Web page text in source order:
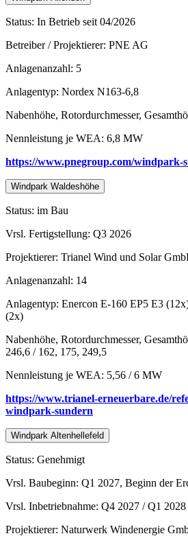
Status: In Betrieb seit 04/2026
Betreiber / Projektierer: PNE AG
Anlagenanzahl: 5
Anlagentyp: Nordex N163-6,8
Nabenhöhe, Rotordurchmesser,
Nennleistung je WEA: 6,8 MW
https://www.pnegroup.com/windpark-
Windpark Waldeshöhe
Status: im Bau
Vrsl. Fertigstellung: Q3 2026
Projektierer: Trianel Wind und Solar
Anlagenanzahl: 14
Anlagentyp: Enercon E-160 EP5 E3
(2x)
Nabenhöhe, Rotordurchmesser,
246,6 / 162, 175, 249,5
Nennleistung je WEA: 5,56 / 6 MW
https://www.trianel-erneuerbare.de/
windpark-sundern
Windpark Altenhellefeld
Status: Genehmigt
Vrsl. Baubeginn: Q1 2027, Beginn der
Vrsl. Inbetriebnahme: Q4 2027 / Q1 2028
Projektierer: Naturwerk Windenergie